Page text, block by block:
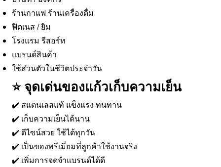
ร้านกาแฟ ร้านเครื่องดื่ม
ฟิตเนส / ยิม
โรงแรม รีสอร์ท
แบรนด์สินค้า
ใช้ส่วนตัวในชีวิตประจำวัน
⭐ จุดเด่นของแก้วเก็บความเย็น
✔️ สแตนเลสแท้ แข็งแรง ทนทาน
✔️ เก็บความเย็นได้นาน
✔️ ดีไซน์สวย ใช้ได้ทุกวัน
✔️ เป็นของพรีเมี่ยมที่ลูกค้าใช้งานจริง
✔️ เพิ่มการจดจำแบรนด์ได้ดี